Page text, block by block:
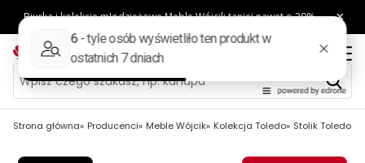
Strona główna Producenci Meble Wójcik Kolekcja Toledo Stolik Toledo